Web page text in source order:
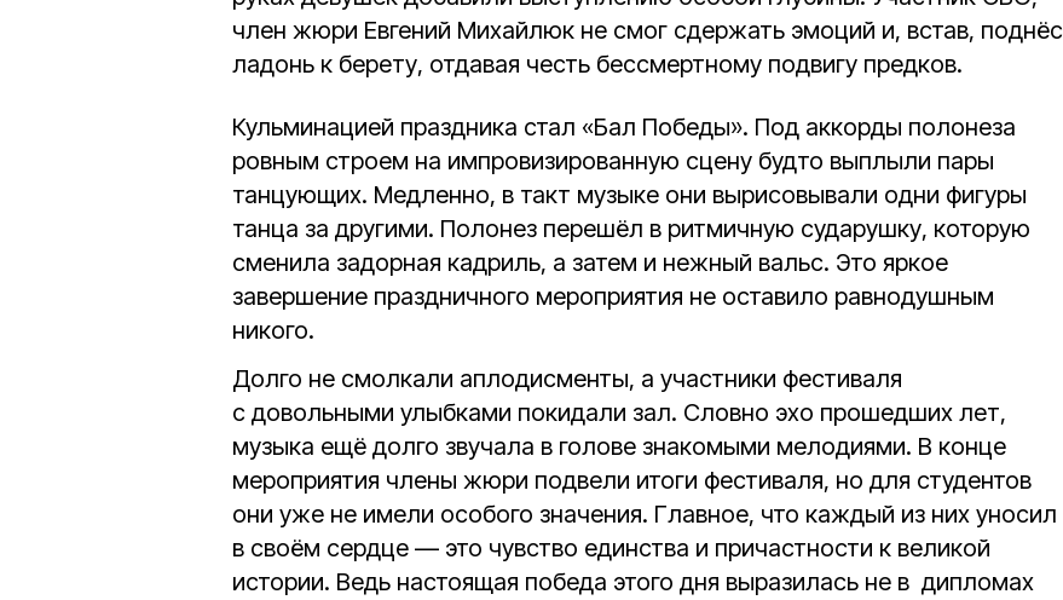
член жюри Евгений Михайлюк не смог сдержать эмоций и, встав, поднёс
ладонь к берету, отдавая честь бессмертному подвигу предков.
Кульминацией праздника стал «Бал Победы». Под аккорды полонеза
ровным строем на импровизированную сцену будто выплыли пары
танцующих. Медленно, в такт музыке они вырисовывали одни фигуры
танца за другими. Полонез перешёл в ритмичную сударушку, которую
сменила задорная кадриль, а затем и нежный вальс. Это яркое
завершение праздничного мероприятия не оставило равнодушным
никого.
Долго не смолкали аплодисменты, а участники фестиваля
с довольными улыбками покидали зал. Словно эхо прошедших лет,
музыка ещё долго звучала в голове знакомыми мелодиями. В конце
мероприятия члены жюри подвели итоги фестиваля, но для студентов
они уже не имели особого значения. Главное, что каждый из них уносил
в своём сердце — это чувство единства и причастности к великой
истории. Ведь настоящая победа этого дня выразилась не в дипломах